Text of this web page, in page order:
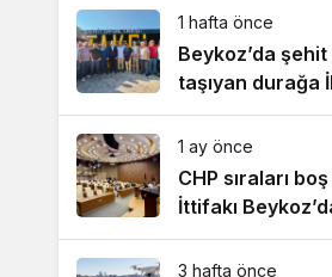
1 hafta önce
Beykoz’da şehit
taşıyan durağa
1 ay önce
CHP sıraları
İttifakı
aksattırmadı
3 hafta önce